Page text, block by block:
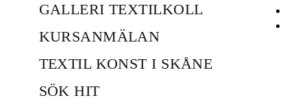
GALLERI TEXTILKOLL
KURSANMÄLAN
TEXTIL KONST I SKÅNE
SÖK HIT